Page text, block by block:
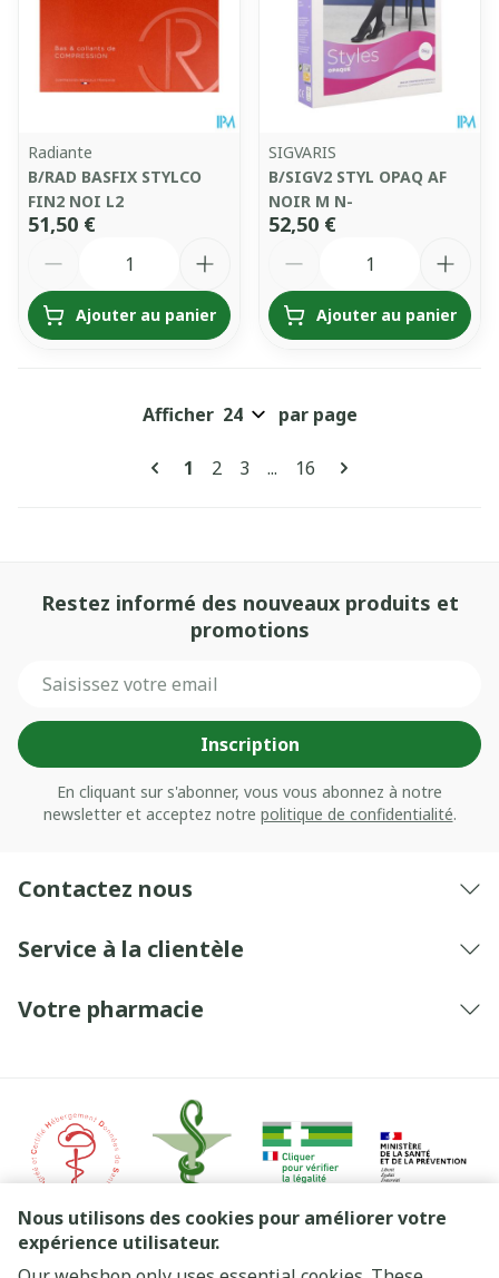
Nous utilisons des cookies pour améliorer votre
expérience utilisateur.
Radiante
B/RAD BASFIX STYLCO
FIN2 NOI L2
51,50 €
Ajouter au panier
SIGVARIS
B/SIGV2 STYL OPAQ AF
NOIR M N-
52,50 €
Ajouter au panier
Pages
Vous lisez actuellement la page
1 Page
2 Page
3 ... Page
16
Afficher par page
Restez informé des nouveaux produits et
promotions
Inscription
En cliquant sur s'abonner, vous vous abonnez à notre
newsletter et acceptez notre politique de confidentialité.
Contactez nous
Service à la clientèle
Votre pharmacie